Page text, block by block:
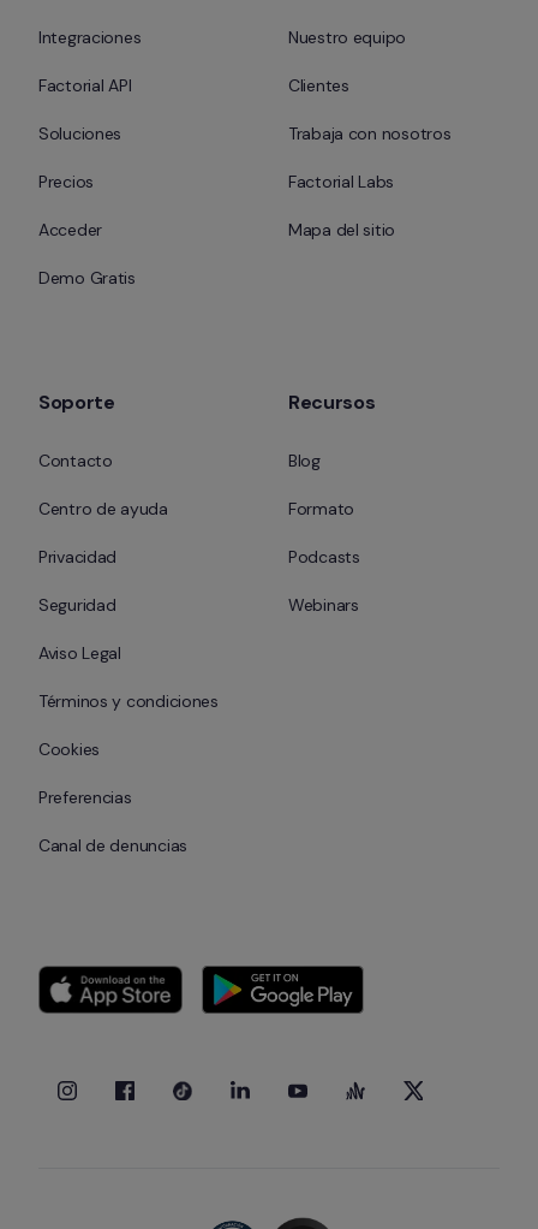
Integraciones
Factorial API
Soluciones
Precios
Acceder
Demo Gratis
Nuestro equipo
Clientes
Trabaja con nosotros
Factorial Labs
Mapa del sitio
Soporte
Contacto
Centro de ayuda
Privacidad
Seguridad
Aviso Legal
Términos y condiciones
Cookies
Preferencias
Canal de denuncias
Recursos
Blog
Formato
Podcasts
Webinars